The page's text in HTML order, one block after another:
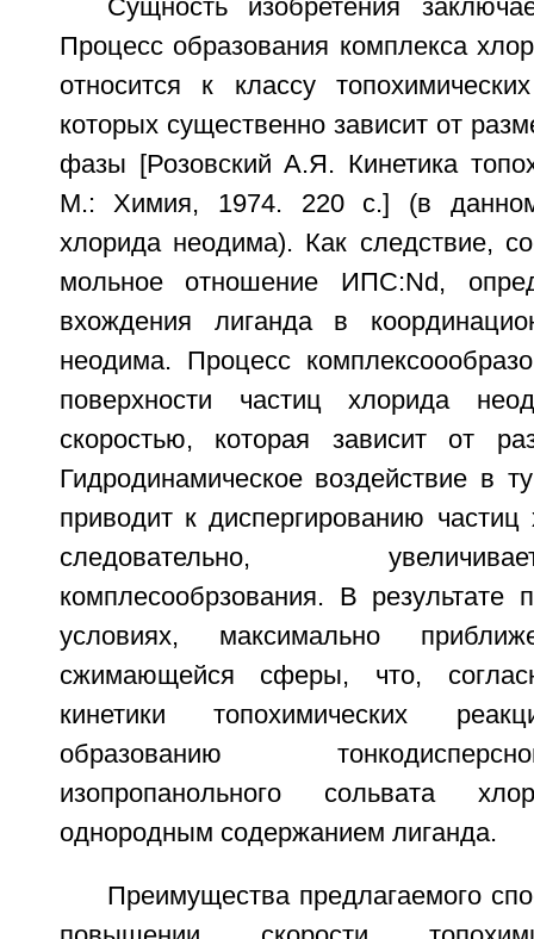
Сущность изобретения
Процесс образования комплекса
относится к классу
которых существенно зависит от
фазы [Розовский А.Я. Кинетика
М.: Химия, 1974. 220 с.] (в данном
хлорида неодима). Как следствие,
мольное отношение ИПС:Nd,
вхождения лиганда в
неодима. Процесс
поверхности частиц хлорида
скоростью, которая зависит от
Гидродинамическое воздействие в
приводит к диспергированию
следовательно,
комплесообрзования. В результате
условиях, максимально
сжимающейся сферы, что,
кинетики топохимических
образованию
изопропанольного сольвата
однородным содержанием лиганда.
Преимущества предлагаемого